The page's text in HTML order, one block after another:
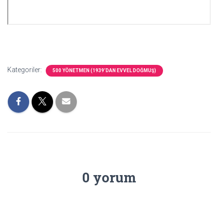
Kategoriler: 500 YÖNETMEN (1939’DAN EVVEL DOĞMUŞ)
0 yorum